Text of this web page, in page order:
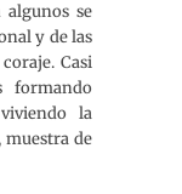
se
y de las
Casi
formando
la
de